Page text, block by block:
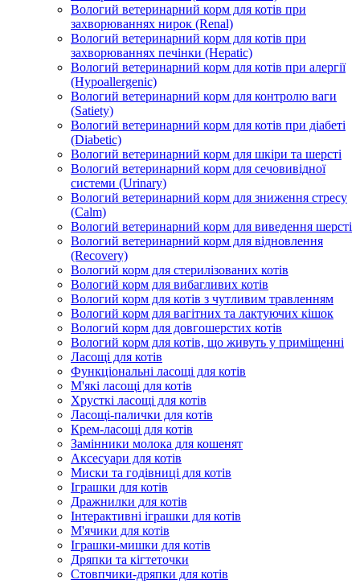
Вологий ветеринарний корм для котів при
захворюваннях нирок (Renal)
Вологий ветеринарний корм для котів при
захворюваннях печінки (Hepatic)
Вологий ветеринарний корм для котів при алергії
(Hypoallergenic)
Вологий ветеринарний корм для контролю ваги
(Satiety)
Вологий ветеринарний корм для котів при діабеті
(Diabetic)
Вологий ветеринарний корм для шкіри та шерсті
Вологий ветеринарний корм для сечовивідної
системи (Urinary)
Вологий ветеринарний корм для зниження стресу
(Calm)
Вологий ветеринарний корм для виведення шерсті
Вологий ветеринарний корм для відновлення
(Recovery)
Вологий корм для стерилізованих котів
Вологий корм для вибагливих котів
Вологий корм для котів з чутливим травленням
Вологий корм для вагітних та лактуючих кішок
Вологий корм для довгошерстих котів
Вологий корм для котів, що живуть у приміщенні
Ласощі для котів
Функціональні ласощі для котів
М'які ласощі для котів
Хрусткі ласощі для котів
Ласощі-палички для котів
Крем-ласощі для котів
Замінники молока для кошенят
Аксесуари для котів
Миски та годівниці для котів
Іграшки для котів
Дражнилки для котів
Інтерактивні іграшки для котів
М'ячики для котів
Іграшки-мишки для котів
Дряпки та кігтеточки
Стовпчики-дряпки для котів